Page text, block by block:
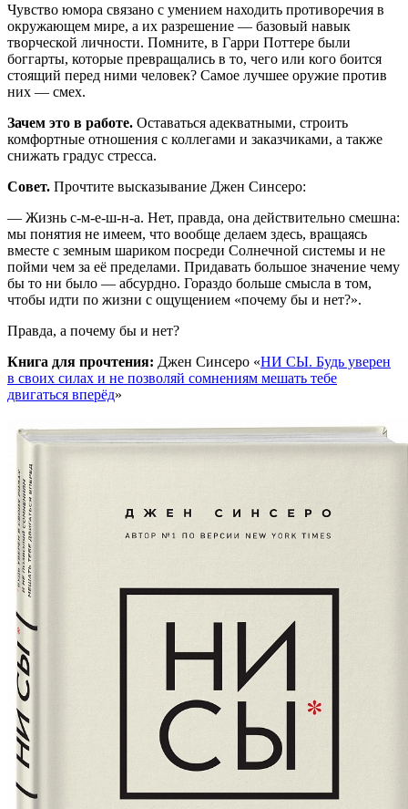
Чувство юмора связано с умением находить противоречия в
окружающем мире, а их разрешение — базовый навык
творческой личности. Помните, в Гарри Поттере были
боггарты, которые превращались в то, чего или кого боится
стоящий перед ними человек? Самое лучшее оружие против
них — смех.
Зачем это в работе. Оставаться адекватными, строить
комфортные отношения с коллегами и заказчиками, а также
снижать градус стресса.
Совет. Прочтите высказывание Джен Синсеро:
— Жизнь с-м-е-ш-н-а. Нет, правда, она действительно смешна:
мы понятия не имеем, что вообще делаем здесь, вращаясь
вместе с земным шариком посреди Солнечной системы и не
пойми чем за её пределами. Придавать большое значение чему
бы то ни было — абсурдно. Гораздо больше смысла в том,
чтобы идти по жизни с ощущением «почему бы и нет?».
Правда, а почему бы и нет?
Книга для прочтения: Джен Синсеро «НИ СЫ. Будь уверен
в своих силах и не позволяй сомнениям мешать тебе
двигаться вперёд»